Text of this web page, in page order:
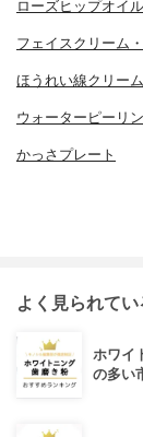
ローズヒップオイル
フェイスクリーム
ほうれい線クリーム
ウォーターピーリ
かっさプレート
よく見られて
ホワイ
の多い